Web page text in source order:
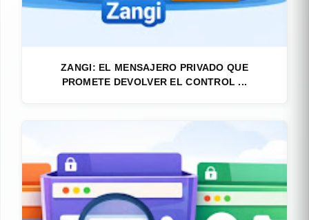
ZANGI: EL MENSAJERO PRIVADO QUE
PROMETE DEVOLVER EL CONTROL ...